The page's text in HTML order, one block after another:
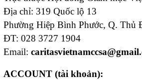
Địa chỉ: 319 Quốc lộ 13
Phường Hiệp Bình Phước, Q. Thủ
ĐT: 028 3727 1904
Email:
ACCOUNT (tài khoản):